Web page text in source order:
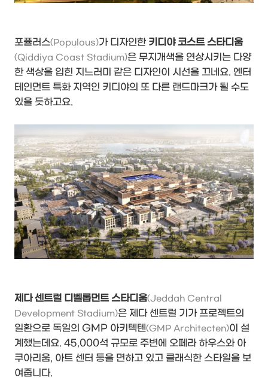
포퓰러스(Populous)가 디자인한 키디야 코스트 스타디움
(Qiddiya Coast Stadium)은 무지개색을 연상시키는 다양
한 색상을 입힌 지느러미 같은 디자인이 시선을 끄네요. 엔터
테인먼트 특화 지역인 키디야의 또 다른 랜드마크가 될 수도
있을 듯하고요.
제다 센트럴 디벨롭먼트 스타디움(Jeddah Central
Development Stadium)은 제다 센트럴 기가 프로젝트의
일환으로 독일의 GMP 아키텍텐(GMP Architecten)이 설
계했는데요. 45,000석 규모로 주변에 오페라 하우스와 아
쿠아리움, 아트 센터 등을 면하고 있고 클래식한 스타일을 보
여줍니다.